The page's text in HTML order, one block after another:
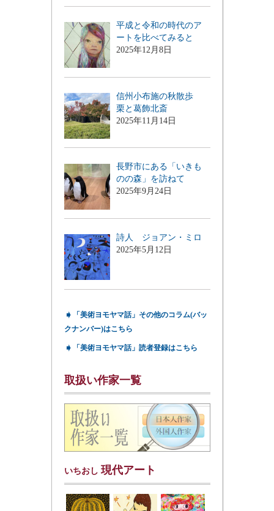
平成と令和の時代のア
ートを比べてみると
2025年12月8日
信州小布施の秋散歩
栗と葛飾北斎
2025年11月14日
長野市にある「いきも
のの森」を訪ねて
2025年9月24日
詩人 ジョアン・ミロ
2025年5月12日
➧
「美術ヨモヤマ話」その他のコラム(バッ
クナンバー)はこちら
➧ 「美術ヨモヤマ話」読者登録はこちら
取扱い作家一覧
いちおし 現代アート